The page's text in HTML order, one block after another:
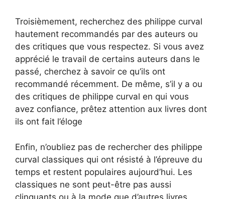
Troisièmement, recherchez des philippe curval
hautement recommandés par des auteurs ou
des critiques que vous respectez. Si vous avez
apprécié le travail de certains auteurs dans le
passé, cherchez à savoir ce qu’ils ont
recommandé récemment. De même, s’il y a ou
des critiques de philippe curval en qui vous
avez confiance, prêtez attention aux livres dont
ils ont fait l’éloge
Enfin, n’oubliez pas de rechercher des philippe
curval classiques qui ont résisté à l’épreuve du
temps et restent populaires aujourd’hui. Les
classiques ne sont peut-être pas aussi
clinquants ou à la mode que d’autres livres,